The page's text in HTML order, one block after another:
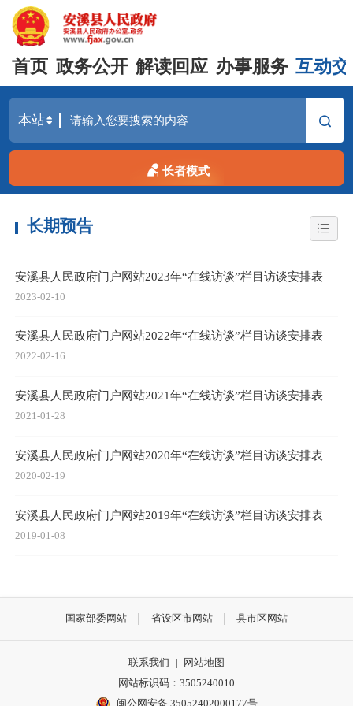
首页 政务公开 解读回应 办事服务 互动
长者模式
长期预告
安溪县人民政府门户网站2023年“在线访谈”栏目访谈安排表
2023-02-10
安溪县人民政府门户网站2022年“在线访谈”栏目访谈安排表
2022-02-16
安溪县人民政府门户网站2021年“在线访谈”栏目访谈安排表
2021-01-28
安溪县人民政府门户网站2020年“在线访谈”栏目访谈安排表
2020-02-19
安溪县人民政府门户网站2019年“在线访谈”栏目访谈安排表
2019-01-08
国家部委网站 省设区市网站 县市区网站
联系我们 |
网站地图
网站标识码：3505240010
闽公网安备 35052402000177号